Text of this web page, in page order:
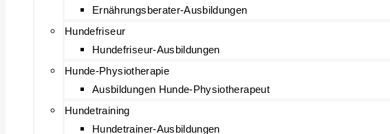
Ernährungsberater-Ausbildungen
Hundefriseur
Hundefriseur-Ausbildungen
Hunde-Physiotherapie
Ausbildungen Hunde-Physiotherapeut
Hundetraining
Hundetrainer-Ausbildungen